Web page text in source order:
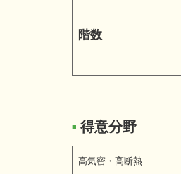
階数
■ 得意分野
高気密・高断熱